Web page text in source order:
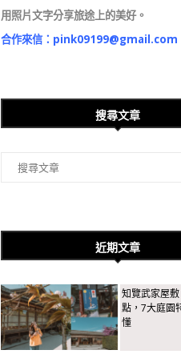
用照片文字分享旅途上的美好。
合作來信： pink09199@gmail.com
搜尋文章
近期文章
知覽武家屋
點，7大庭園
懂